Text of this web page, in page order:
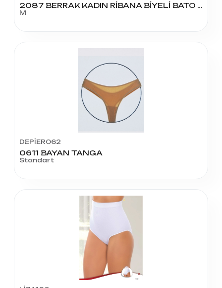
2087 BERRAK KADIN RİBANA BİYELİ BATO AÇIK RENK M BEDEN
M
DEPİER062
0611 BAYAN TANGA
Standart